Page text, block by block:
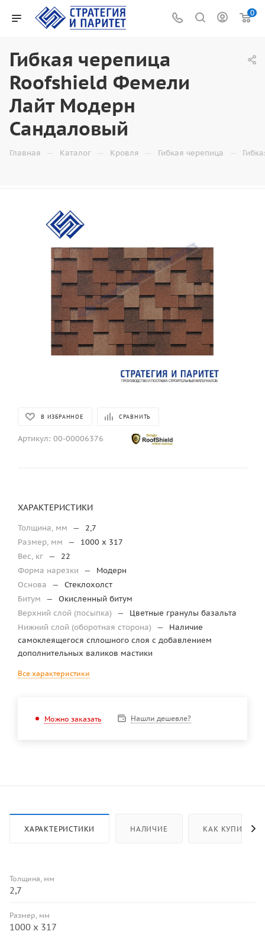
0
Гибкая черепица
Roofshield Фемели
Лайт Модерн
Сандаловый
Главная — Каталог — Кровля — Гибкая черепица —
В ИЗБРАННОЕ СРАВНИТЬ
Артикул: 00-00006376
ХАРАКТЕРИСТИКИ
Толщина, мм —
2,7
Размер, мм
—
1000 х 317
Вес, кг —
22
Форма нарезки
—
Модерн
Основа
—
Стеклохолст
Битум
—
Окисленный битум
Верхний слой (посыпка)
—
Цветные гранулы базальта
Нижний слой (оборотная сторона)
—
Наличие
самоклеящегося сплошного слоя с добавлением
дополнительных валиков мастики
Все характеристики
Можно заказать Нашли дешевле?
ХАРАКТЕРИСТИКИ НАЛИЧИЕ КАК КУПИТЬ
Толщина, мм
2,7
Размер, мм
1000 х 317